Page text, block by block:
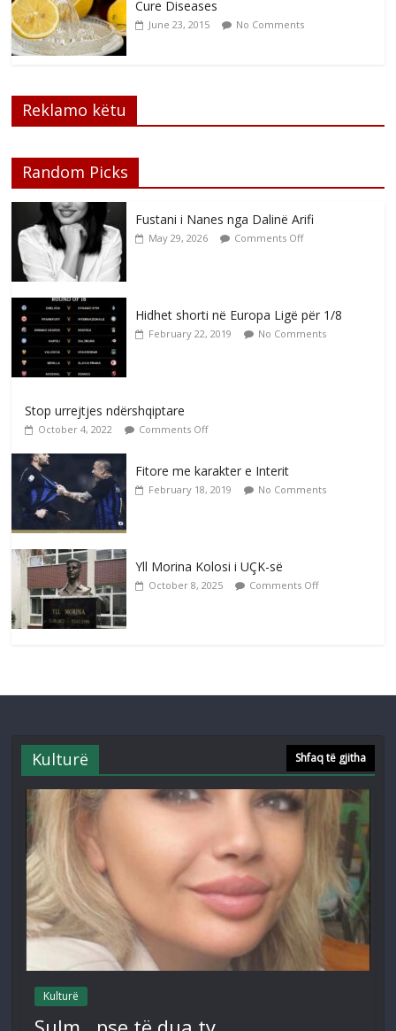
Cure Diseases
June 23, 2015 No Comments
Reklamo këtu
Random Picks
Fustani i Nanes nga Dalinë Arifi
May 29, 2026 Comments Off
Hidhet shorti në Europa Ligë për 1/8
February 22, 2019 No Comments
Stop urrejtjes ndërshqiptare
October 4, 2022 Comments Off
Fitore me karakter e Interit
February 18, 2019 No Comments
Yll Morina Kolosi i UÇK-së
October 8, 2025 Comments Off
Kulturë Shfaq të gjitha
Kulturë